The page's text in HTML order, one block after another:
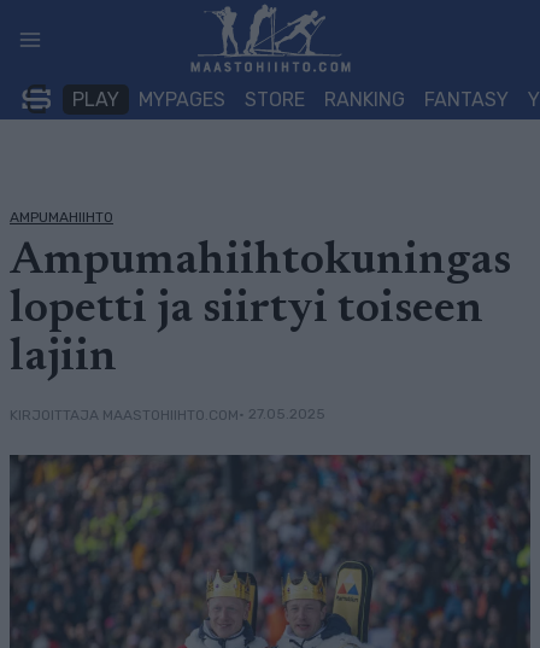
sisältöön
PLAY MYPAGES STORE RANKING FANTASY
AMPUMAHIIHTO
Ampumahiihtokuningas
lopetti ja siirtyi toiseen
lajiin
KIRJOITTAJA MAASTOHIIHTO.COM• 27.05.2025